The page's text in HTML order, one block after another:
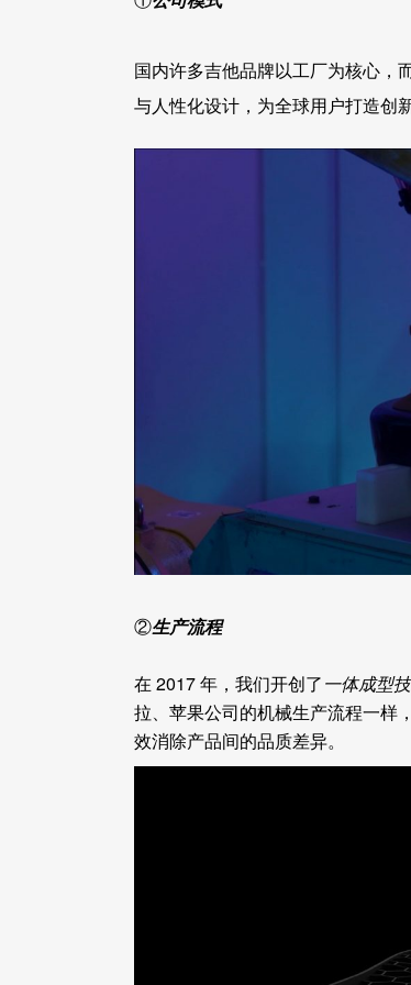
国内许多吉他品牌以工厂为核心，
与人性化设计，为全球用户打造创
②生产流程
在 2017 年，我们开创了一体成型
拉、苹果公司的机械生产流程一样
效消除产品间的品质差异。